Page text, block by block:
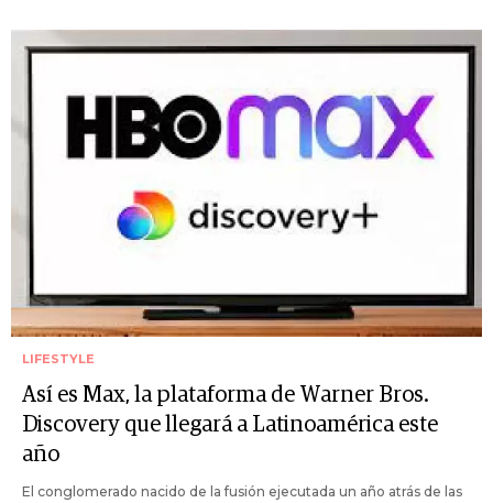
LIFESTYLE
Así es Max, la plataforma de Warner Bros.
Discovery que llegará a Latinoamérica este
año
El conglomerado nacido de la fusión ejecutada un año atrás de las